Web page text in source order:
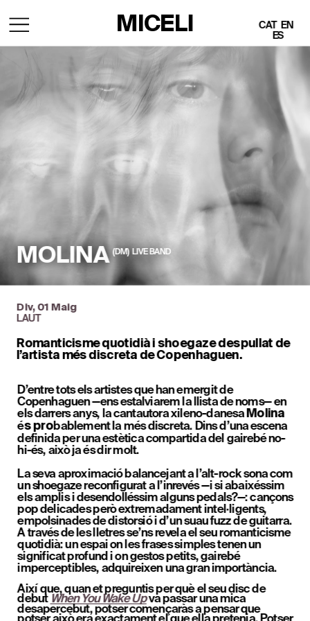
MOLINA (DM)  LIVE BAND
MICELI CAT EN
ES
Div, 01 Maig
LAUT
Romanticisme quotidià i shoegaze despullat de
l’artista més discreta de Copenhaguen.
D’entre tots els artistes que han emergit de
Copenhaguen —ens estalviarem la llista de noms— en
els darrers anys, la cantautora xileno-danesa Molina
és probablement la més discreta. Dins d’una escena
definida per una estètica compartida del gairebé no-
hi-és, això ja és dir molt.
La seva aproximació balancejant a l’alt-rock sona com
un shoegaze reconfigurat a l’inrevés —i si abaixéssim
els amplis i desendolléssim alguns pedals?—: cançons
pop delicades però extremadament intel·ligents,
empolsinades de distorsió i d’un suau fuzz de guitarra.
A través de les lletres se’ns revela el seu romanticisme
quotidià: un espai on les frases simples tenen un
significat profund i on gestos petits, gairebé
imperceptibles, adquireixen una gran importància.
Així que, quan et preguntis per què el seu disc de
debut When You Wake Up va passar una mica
desapercebut, potser començaràs a pensar que